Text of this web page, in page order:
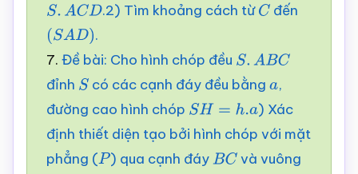
S.ACD .2) Tìm khoảng cách từC đến
(SAD) .
7. Đề bài: Cho hình chóp đều S.ABC
đỉnh S có các cạnh đáy đều bằnga,
đường cao hình chóp SH= h. a) Xác
định thiết diện tạo bởi hình chóp với mặt
phẳng (P ) qua cạnh đáyBC và vuông